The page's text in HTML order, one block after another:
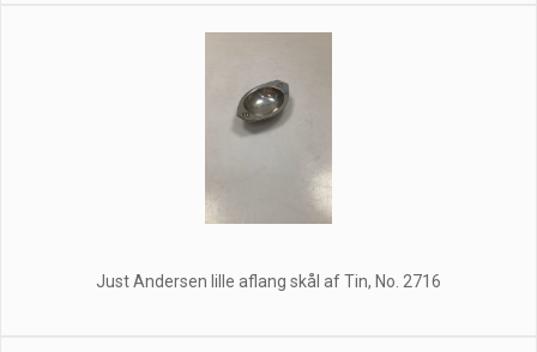
Just Andersen lille aflang skål af Tin, No. 2716